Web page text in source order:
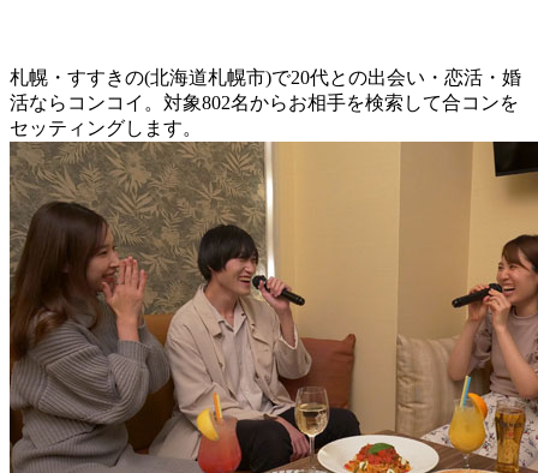
札幌・すすきの(北海道札幌市)で20代との出会い・恋活・婚
活ならコンコイ。対象802名からお相手を検索して合コンを
セッティングします。